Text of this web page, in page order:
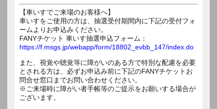
【車いすでご来場のお客様へ】
車いすをご使用の方は、抽選受付期間内に下記の受付フォ
ームよりお申込みください。
FANYチケット 車いす抽選申込フォーム：
https://f.msgs.jp/webapp/form/18802_evbb_147/index.do
また、視覚や聴覚等に障がいのある方で特別な配慮を必要
とされる方は、必ずお申込み前に下記のFANYチケットお
問合せ窓口までお問い合わせください。
※ご来場時に障がい者手帳等のご提示をお願いする場合が
ございます。